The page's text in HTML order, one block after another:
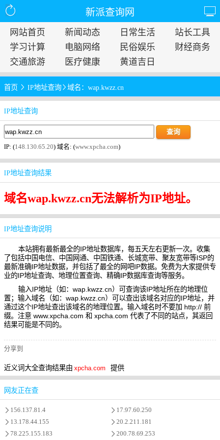
新派查询网
网站首页 新闻动态 日常生活
站长工具
学习计算
电脑网络 民俗娱乐
财经商务
交通旅游
医疗健康 黄道吉日
首页 IP地址查询 域名：wap.kwzz.cn
IP地址查询
IP: (148.130.65.20) 域名: (www.xpcha.com)
IP地址查询结果
域名wap.kwzz.cn无法解析为IP地址。
IP地址查询说明
本站拥有最新最全的IP地址数据库，每五天左右更新一次。收集
了包括中国电信、中国网通、中国铁通、长城宽带、聚友宽带等ISP的
最新准确IP地址数据，并包括了最全的网吧IP数据。免费为大家提供专
业的IP地址查询、地理位置查询、精确IP数据库查询等服务。
输入IP地址（如：wap.kwzz.cn）可查询该IP地址所在的地理位
置；输入域名（如：wap.kwzz.cn）可以查出该域名对应的IP地址，并
通过这个IP地址查出该域名的地理位置。输入域名时不要加 http:// 前
缀。注意 www.xpcha.com 和 xpcha.com 代表了不同的站点，其返回
结果可能是不同的。
分享到
近义词大全查询结果由 xpcha.com 提供
网友正在查
156.137.81.4
17.97.60.250
13.178.44.155
20.2.211.181
78.225.155.183
200.78.69.253